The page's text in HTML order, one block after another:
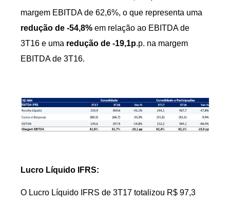
margem EBITDA de 62,6%, o que representa uma
redução de -54,8% em relação ao EBITDA de
3T16 e uma redução de -19,1p.p. na margem
EBITDA de 3T16.
Lucro Líquido IFRS:
O Lucro Líquido IFRS de 3T17 totalizou R$ 97,3